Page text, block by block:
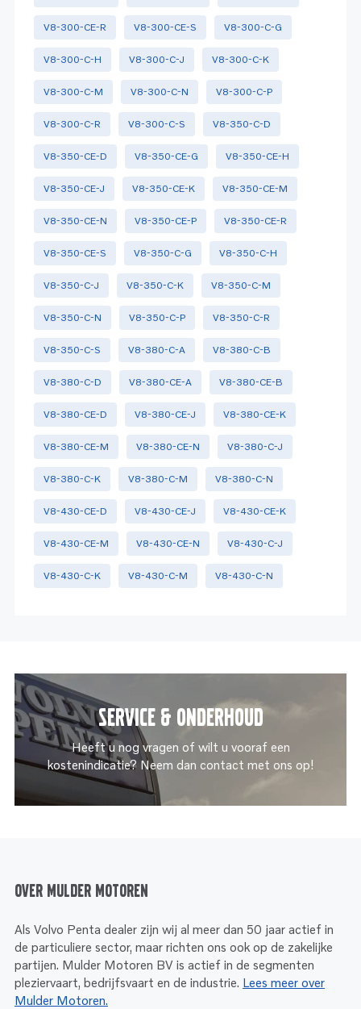
V8-300-CE-R V8-300-CE-S V8-300-C-G
V8-300-C-H V8-300-C-J V8-300-C-K
V8-300-C-M V8-300-C-N V8-300-C-P
V8-300-C-R V8-300-C-S V8-350-C-D
V8-350-CE-D V8-350-CE-G V8-350-CE-H
V8-350-CE-J V8-350-CE-K V8-350-CE-M
V8-350-CE-N V8-350-CE-P V8-350-CE-R
V8-350-CE-S V8-350-C-G V8-350-C-H
V8-350-C-J V8-350-C-K V8-350-C-M
V8-350-C-N V8-350-C-P V8-350-C-R
V8-350-C-S V8-380-C-A V8-380-C-B
V8-380-C-D V8-380-CE-A V8-380-CE-B
V8-380-CE-D V8-380-CE-J V8-380-CE-K
V8-380-CE-M V8-380-CE-N V8-380-C-J
V8-380-C-K V8-380-C-M V8-380-C-N
V8-430-CE-D V8-430-CE-J V8-430-CE-K
V8-430-CE-M V8-430-CE-N V8-430-C-J
V8-430-C-K V8-430-C-M V8-430-C-N
Service & onderhoud
Heeft u nog vragen of wilt u vooraf een
kostenindicatie? Neem dan contact met ons op!
Over Mulder Motoren
Als Volvo Penta dealer zijn wij al meer dan 50 jaar actief in
de particuliere sector, maar richten ons ook op de zakelijke
partijen. Mulder Motoren BV is actief in de segmenten
pleziervaart, bedrijfsvaart en de industrie. Lees meer over
Mulder Motoren.